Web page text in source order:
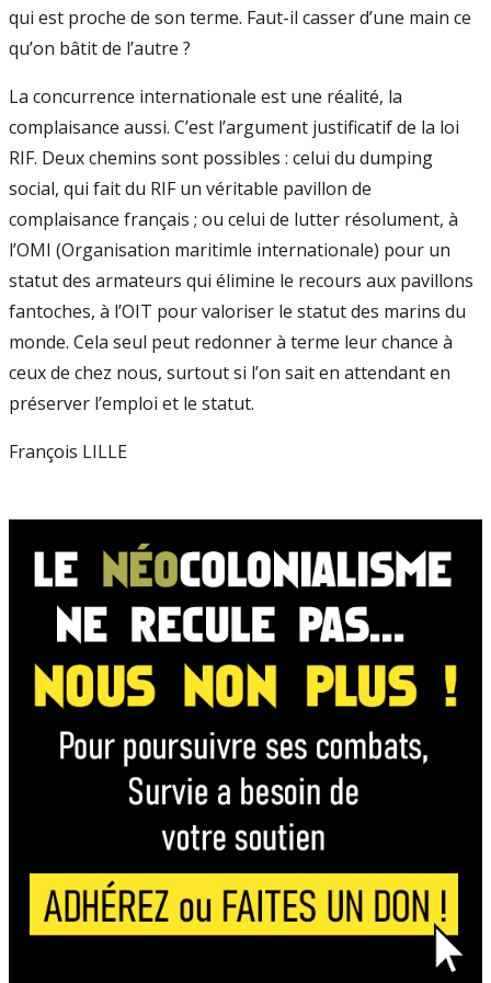
qui est proche de son terme. Faut-il casser d’une main ce
qu’on bâtit de l’autre ?
La concurrence internationale est une réalité, la
complaisance aussi. C’est l’argument justificatif de la loi
RIF. Deux chemins sont possibles : celui du dumping
social, qui fait du RIF un véritable pavillon de
complaisance français ; ou celui de lutter résolument, à
l’OMI (Organisation maritimle internationale) pour un
statut des armateurs qui élimine le recours aux pavillons
fantoches, à l’OIT pour valoriser le statut des marins du
monde. Cela seul peut redonner à terme leur chance à
ceux de chez nous, surtout si l’on sait en attendant en
préserver l’emploi et le statut.
François LILLE